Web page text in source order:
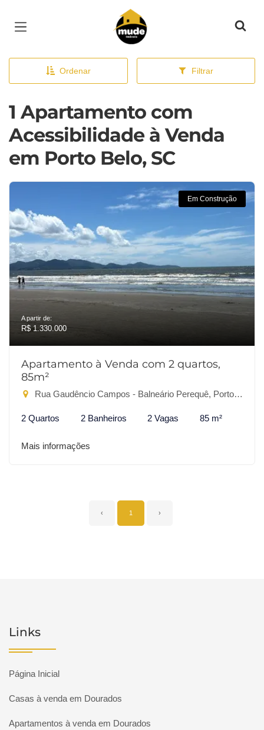
Página inicial
Ordenar Filtrar
1 Apartamento com
Acessibilidade à Venda
em Porto Belo, SC
Em Construção
A partir de:
R$ 1.330.000
Apartamento à Venda com 2 quartos,
85m²
Rua Gaudêncio Campos - Balneário Perequê, Porto Belo-SC
2 Quartos 2 Banheiros 2 Vagas 85 m²
Mais informações
‹ 1 ›
Links
Página Inicial
Casas à venda em Dourados
Apartamentos à venda em Dourados